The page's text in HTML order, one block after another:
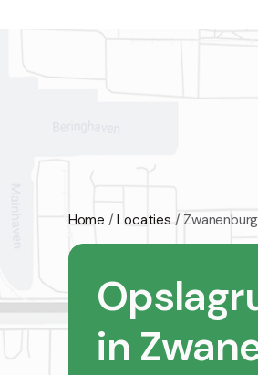
Home /Locaties / Zwanenburg
in